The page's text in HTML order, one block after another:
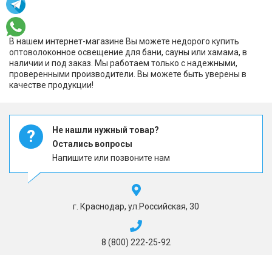
В нашем интернет-магазине Вы можете недорого купить
оптоволоконное освещение для бани, сауны или хамама, в
наличии и под заказ. Мы работаем только с надежными,
проверенными производители. Вы можете быть уверены в
качестве продукции!
?
Не нашли нужный товар?
Остались вопросы
Напишите или позвоните нам
г. Краснодар, ул.Российская, 30
8 (800) 222-25-92